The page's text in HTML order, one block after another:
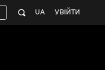
УВІЙТИ
UA